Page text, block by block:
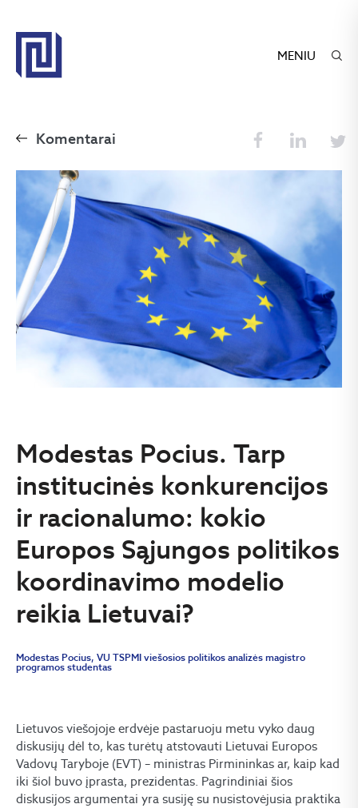
MENIU
Komentarai
Modestas Pocius. Tarp
institucinės konkurencijos
ir racionalumo: kokio
Europos Sąjungos politikos
koordinavimo modelio
reikia Lietuvai?
Modestas Pocius, VU TSPMI viešosios politikos analizės magistro
programos studentas
Lietuvos viešojoje erdvėje pastaruoju metu vyko daug
diskusijų dėl to, kas turėtų atstovauti Lietuvai Europos
Vadovų Taryboje (EVT) – ministras Pirmininkas ar, kaip kad
iki šiol buvo įprasta, prezidentas. Pagrindiniai šios
diskusijos argumentai yra susiję su nusistovėjusia praktika